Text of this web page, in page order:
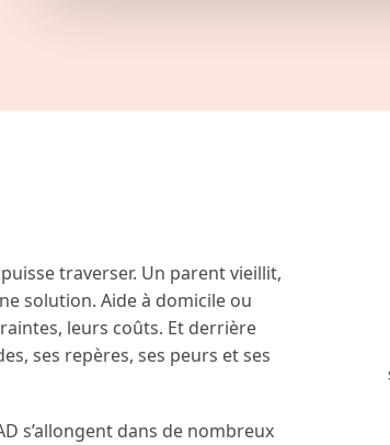
traverser. Un parent vieillit,
solution. Aide à domicile ou
leurs coûts. Et derrière
ses repères, ses peurs et ses
s’allongent dans de nombreux